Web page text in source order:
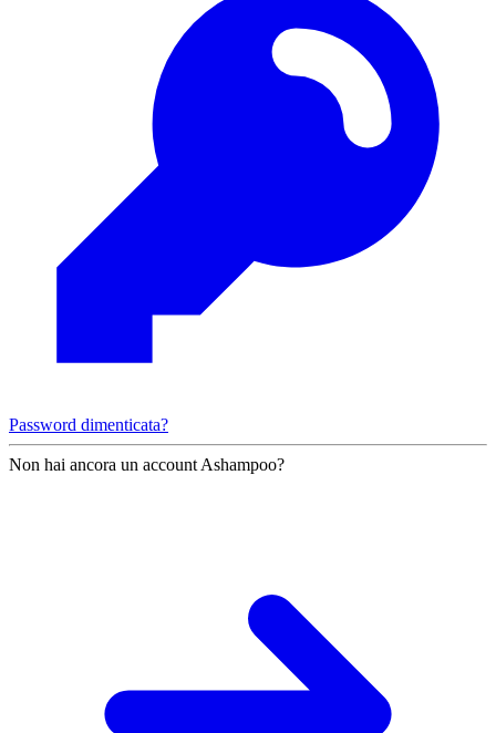
Password dimenticata?
Non hai ancora un account Ashampoo?